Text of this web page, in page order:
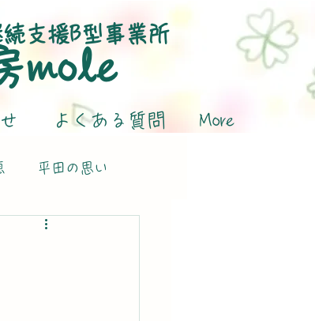
よくある質問 More
支援B型事業所
mole
平田の思い